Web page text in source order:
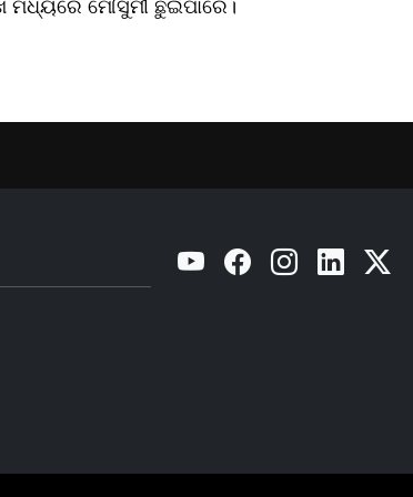
YouTube Facebook Instagram